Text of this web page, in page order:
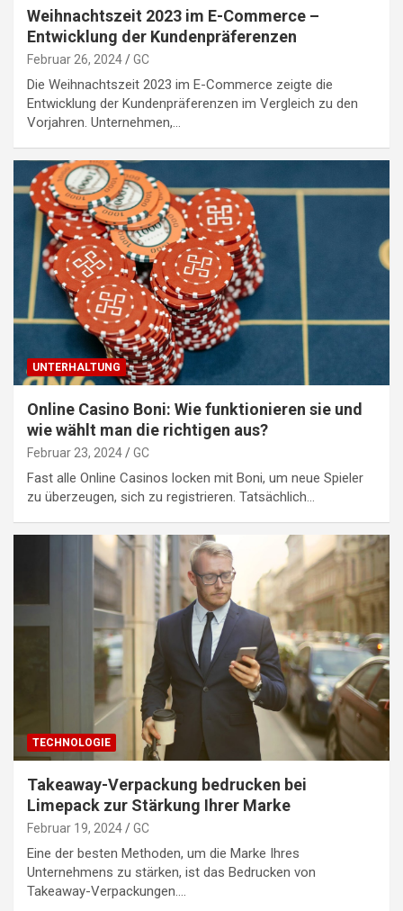
Weihnachtszeit 2023 im E-Commerce –
Entwicklung der Kundenpräferenzen
Februar 26, 2024 GC
Die Weihnachtszeit 2023 im E-Commerce zeigte die
Entwicklung der Kundenpräferenzen im Vergleich zu den
Vorjahren. Unternehmen,…
UNTERHALTUNG
Online Casino Boni: Wie funktionieren sie und
wie wählt man die richtigen aus?
Februar 23, 2024 GC
Fast alle Online Casinos locken mit Boni, um neue Spieler
zu überzeugen, sich zu registrieren. Tatsächlich…
TECHNOLOGIE
Takeaway-Verpackung bedrucken bei
Limepack zur Stärkung Ihrer Marke
Februar 19, 2024 GC
Eine der besten Methoden, um die Marke Ihres
Unternehmens zu stärken, ist das Bedrucken von
Takeaway-Verpackungen.…